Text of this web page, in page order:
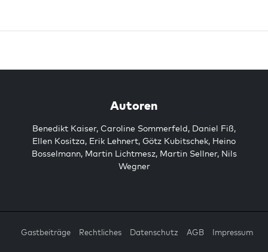
Autoren
Benedikt Kaiser, Caroline Sommerfeld, Daniel Fiß,
Ellen Kositza, Erik Lehnert, Götz Kubitschek, Heino
Bosselmann, Martin Lichtmesz, Martin Sellner, Nils
Wegner
Gastbeiträge Rechtliches Datenschutz AGB Impressum